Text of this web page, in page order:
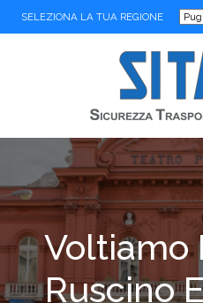
SELEZIONA LA TUA REGIONE
Voltiamo
Ruscino